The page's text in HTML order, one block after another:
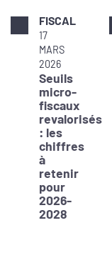
FISCAL
17
MARS
2026
Seuils
micro-
fiscaux
revalorisés
: les
chiffres
à
retenir
pour
2026-
2028